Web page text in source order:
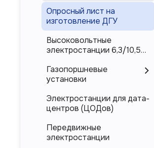
Дизель-
Дизельные
электроснабжения в
Doosan, Deutz, Mitsubishi, так и
Представленные в каталоге
магистральных электросетей.
Компания "Торговый Дом
производителя.
Опросный лист на
изготовление ДГУ
Высоковольтные
электростанции 6,3/10,5
Газопоршневые
установки
Электростанции для дата-
центров (ЦОДов)
Передвижные
электростанции